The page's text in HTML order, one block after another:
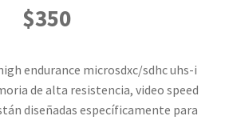
$350
endurance microsdxc/sdhc uhs-i
de alta resistencia, video speed
diseñadas específicamente para